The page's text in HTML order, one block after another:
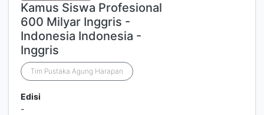
Kamus Siswa Profesional
600 Milyar Inggris -
Indonesia Indonesia -
Inggris
Tim Pustaka Agung Harapan
Edisi
-